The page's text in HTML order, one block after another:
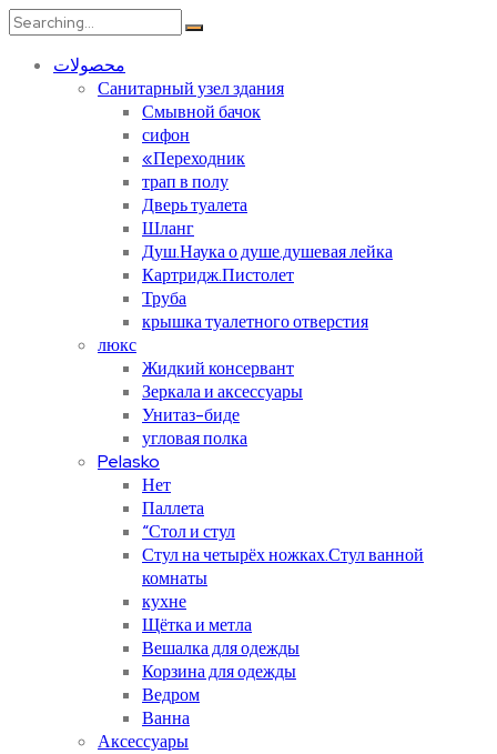
Search
for:
محصولات
Санитарный узел здания
Смывной бачок
сифон
«Переходник
трап в полу
Дверь туалета
Шланг
Душ.Наука о душе.душевая лейка
Картридж.Пистолет
Труба
крышка туалетного отверстия
люкс
Жидкий консервант
Зеркала и аксессуары
Унитаз-биде
угловая полка
Pelasko
Нет
Паллета
“Стол и стул
Стул на четырёх ножках.Стул ванной
комнаты
кухне
Щётка и метла
Вешалка для одежды
Корзина для одежды
Ведром
Ванна
Аксессуары